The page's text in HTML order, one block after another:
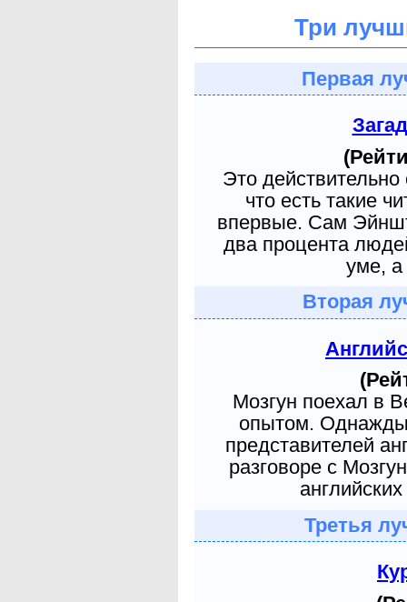
Три
Первая
Это
что есть такие
впервые. Сам
два процента
уме, а
Вторая
Мозгун поехал в
опытом. Однажды
представителей
разговоре с
Третья